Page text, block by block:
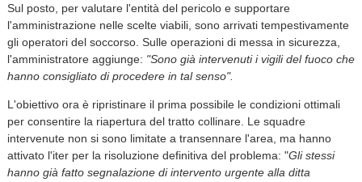
Sul posto, per valutare l'entità del pericolo e supportare
l'amministrazione nelle scelte viabili, sono arrivati tempestivamente
gli operatori del soccorso. Sulle operazioni di messa in sicurezza,
l'amministratore aggiunge: "Sono già intervenuti i vigili del fuoco che
hanno consigliato di procedere in tal senso".
L'obiettivo ora è ripristinare il prima possibile le condizioni ottimali
per consentire la riapertura del tratto collinare. Le squadre
intervenute non si sono limitate a transennare l'area, ma hanno
attivato l'iter per la risoluzione definitiva del problema: "Gli stessi
hanno già fatto segnalazione di intervento urgente alla ditta